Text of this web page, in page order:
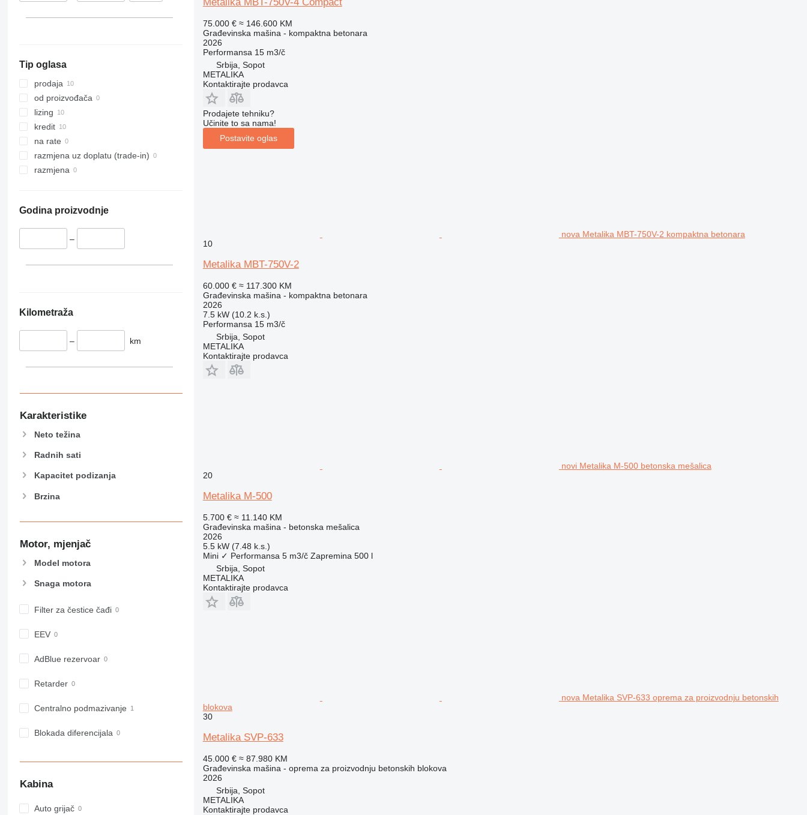
317
318
319
320
321
322
323
324
329
330
365
416
426
432
434
589
907
914
920
924
928
931
953
966
8008
8018
8025
8026
8030
8035
CT
JS
S-Series
TM
Liftlux
Pecolift
R-series
Toucan
Tip oglasa
prodaja
od proizvođača
lizing
kredit
na rate
razmjena uz doplatu (trade-in)
razmjena
Godina proizvodnje
–
Kilometraža
– km
Karakteristike
Neto težina
Radnih sati
Kapacitet podizanja
Brzina
Motor, mjenjač
Model motora
Snaga motora
Filter za čestice čađi
EEV
AdBlue rezervoar
Retarder
Centralno podmazivanje
Blokada diferencijala
Kabina
Auto grijač
75.000 € ≈ 146.600 KM
Građevinska mašina - kompaktna betonara
2026
Performansa 15 m3/č
Srbija, Sopot
METALIKA
Kontaktirajte prodavca
Prodajete tehniku?
Učinite to sa nama!
Postavite oglas
nova Metalika MBT-750V-2 kompaktna betonara
10
Metalika MBT-750V-2
60.000 € ≈ 117.300 KM
Građevinska mašina - kompaktna betonara
2026
7.5 kW (10.2 k.s.)
Performansa 15 m3/č
Srbija, Sopot
METALIKA
Kontaktirajte prodavca
novi Metalika M-500 betonska mešalica
20
Metalika M-500
5.700 € ≈ 11.140 KM
Građevinska mašina - betonska mešalica
2026
5.5 kW (7.48 k.s.)
Mini ✓ Performansa 5 m3/č Zapremina 500 l
Srbija, Sopot
METALIKA
Kontaktirajte prodavca
nova Metalika SVP-633 oprema za proizvodnju betonskih
blokova
30
Metalika SVP-633
45.000 € ≈ 87.980 KM
Građevinska mašina - oprema za proizvodnju betonskih blokova
2026
Srbija, Sopot
METALIKA
Kontaktirajte prodavca